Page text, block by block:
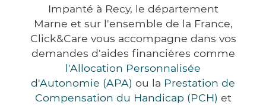
Impanté à Recy, le département
Marne et sur l'ensemble de la France,
Click&Care vous accompagne dans vos
demandes d'aides financières comme
l'Allocation Personnalisée
d'Autonomie (APA) ou la Prestation de
Compensation du Handicap (PCH) et